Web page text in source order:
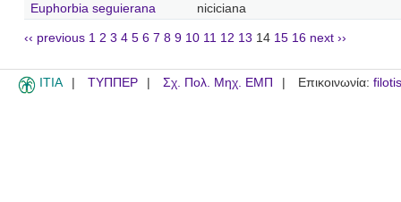
Euphorbia seguierana
niciciana
‹‹ previous 1 2 3 4 5 6 7 8 9 10 11 12 13 14 15 16 next ››
ITIA ΤΥΠΠΕΡ Σχ. Πολ. Μηχ. ΕΜΠ Επικοινωνία: